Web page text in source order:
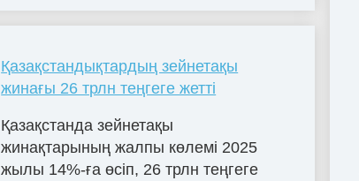
Қазақстандықтардың зейнетақы
жинағы 26 трлн теңгеге жетті
Қазақстанда зейнетақы
жинақтарының жалпы көлемі 2025
жылы 14%-ға өсіп, 26 трлн теңгеге